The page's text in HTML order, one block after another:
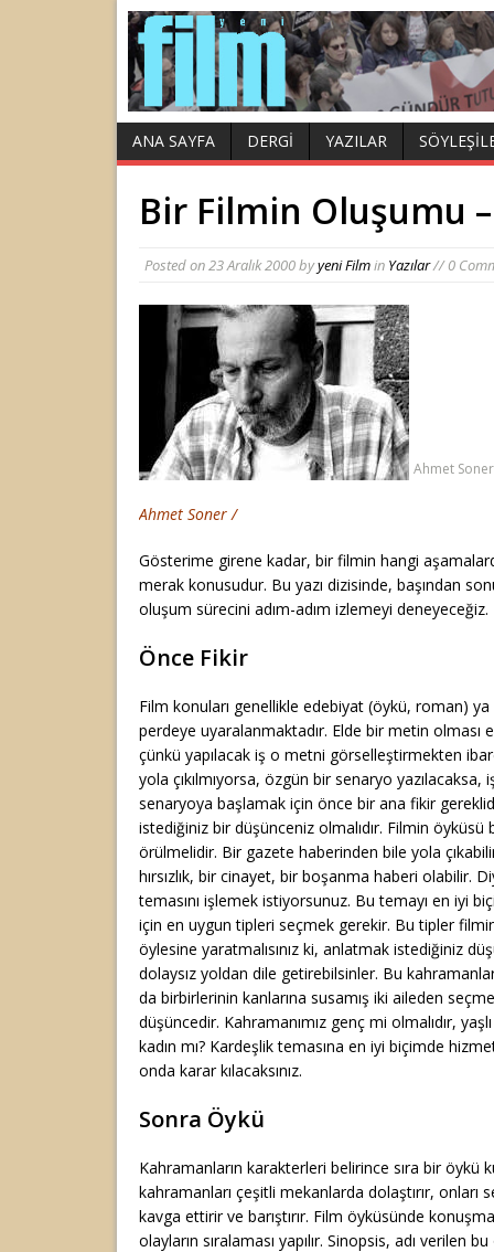
ANA SAYFA DERGI YAZILAR
Bir Filmin Oluşumu
Posted on23 Aralık 2000byyeni Filmin Yazılar// 0
Ahmet Soner
Ahmet Soner /
Gösterime girene kadar, bir filmin hangi
merak konusudur. Bu yazı dizisinde, başından
oluşum sürecini adım-adım izlemeyi deneyeceğiz.
Önce Fikir
Film konuları genellikle edebiyat (öykü, roman) ya
perdeye uyaralanmaktadır. Elde bir metin olması
çünkü yapılacak iş o metni görselleştirmekten
yola çıkılmıyorsa, özgün bir senaryo yazılacaksa,
senaryoya başlamak için önce bir ana fikir
istediğiniz bir düşünceniz olmalıdır. Filmin
örülmelidir. Bir gazete haberinden bile yola
hırsızlık, bir cinayet, bir boşanma haberi olabilir.
temasını işlemek istiyorsunuz. Bu temayı en iyi
için en uygun tipleri seçmek gerekir. Bu tipler filmin
öylesine yaratmalısınız ki, anlatmak istediğiniz
dolaysız yoldan dile getirebilsinler. Bu
da birbirlerinin kanlarına susamış iki aileden
düşüncedir. Kahramanımız genç mi olmalıdır,
kadın mı? Kardeşlik temasına en iyi biçimde
onda karar kılacaksınız.
Sonra Öykü
Kahramanların karakterleri belirince sıra bir öykü
kahramanları çeşitli mekanlarda dolaştırır, onları
kavga ettirir ve barıştırır. Film öyküsünde
olayların sıralaması yapılır. Sinopsis, adı verilen